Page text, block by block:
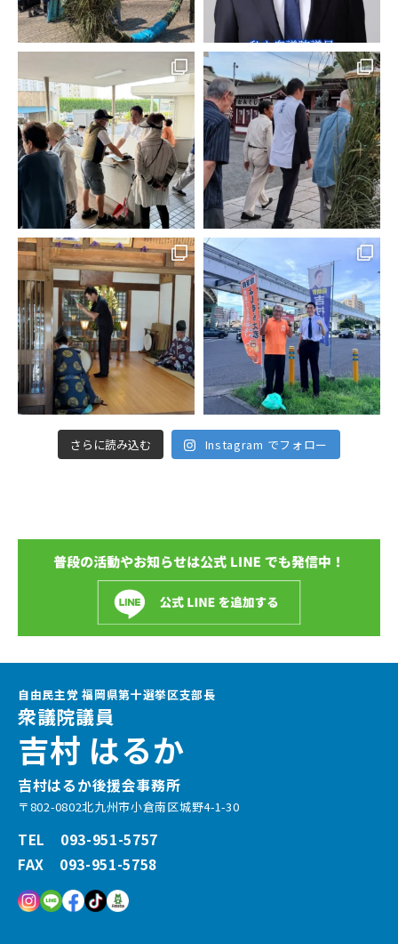
さらに読み込む Instagram でフォロー
自由民主党 福岡県第十選挙区支部長
衆議院議員
吉村 はるか
吉村はるか後援会事務所
〒802-0802北九州市小倉南区城野4-1-30
TEL 093-951-5757
FAX 093-951-5758